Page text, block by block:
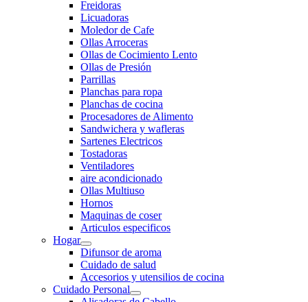
Freidoras
Licuadoras
Moledor de Cafe
Ollas Arroceras
Ollas de Cocimiento Lento
Ollas de Presión
Parrillas
Planchas para ropa
Planchas de cocina
Procesadores de Alimento
Sandwichera y wafleras
Sartenes Electricos
Tostadoras
Ventiladores
aire acondicionado
Ollas Multiuso
Hornos
Maquinas de coser
Articulos especificos
Hogar
Difunsor de aroma
Cuidado de salud
Accesorios y utensilios de cocina
Cuidado Personal